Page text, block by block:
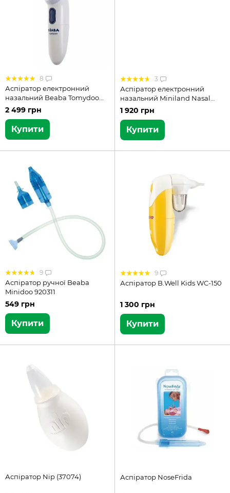
8
Аспіратор електронний
назальний Beaba Tomydoo
920312
2 499 грн
Купити
3
Аспіратор електронний
назальний Miniland Nasal
Care (89058)
1 920 грн
Купити
9
Аспіратор ручної Beaba
Minidoo 920311
549 грн
Купити
9
Аспіратор B.Well Kids WC-150
1 300 грн
Купити
Аспіратор Nip (37074) Аспіратор NoseFrida